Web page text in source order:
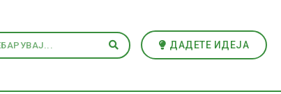
ДАДЕТЕ ИДЕЈА